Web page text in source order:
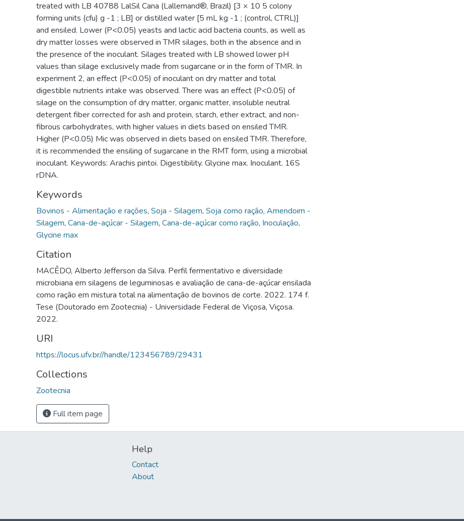
treated with LB 40788 LalSil Cana (Lallemand®, Brazil) [3 × 10 5 colony
forming units (cfu) g -1 ; LB] or distilled water [5 mL kg -1 ; (control, CTRL)]
and ensiled. Lower (P<0.05) yeasts and lactic acid bacteria counts, as well as
dry matter losses were observed in TMR silages, both in the absence and in
the presence of the inoculant. Silages treated with LB showed lower pH
values than silage exclusively made from sugarcane or in the form of TMR. In
experiment 2, an effect (P<0.05) of inoculant on dry matter and total
digestible nutrients intake was observed. There was an effect (P<0.05) of
silage on the consumption of dry matter, organic matter, insoluble neutral
detergent fiber corrected for ash and protein, starch, ether extract, and non-
fibrous carbohydrates, with higher values in diets based on ensiled TMR.
Higher (P<0.05) Mic was observed in diets based on ensiled TMR. Therefore,
it is recommended the ensiling of sugarcane in the RMT form, using a microbial
inoculant. Keywords: Arachis pintoi. Digestibility. Glycine max. Inoculant. 16S
rDNA.
Keywords
Bovinos - Alimentação e rações, Soja - Silagem, Soja como ração, Amendoim -
Silagem, Cana-de-açúcar - Silagem, Cana-de-açúcar como ração, Inoculação,
Glycine max
Citation
MACÊDO, Alberto Jefferson da Silva. Perfil fermentativo e diversidade
microbiana em silagens de leguminosas e avaliação de cana-de-açúcar ensilada
como ração em mistura total na alimentação de bovinos de corte. 2022. 174 f.
Tese (Doutorado em Zootecnia) - Universidade Federal de Viçosa, Viçosa.
2022.
URI
https://locus.ufv.br//handle/123456789/29431
Collections
Zootecnia
Full item page
Help
Contact
About